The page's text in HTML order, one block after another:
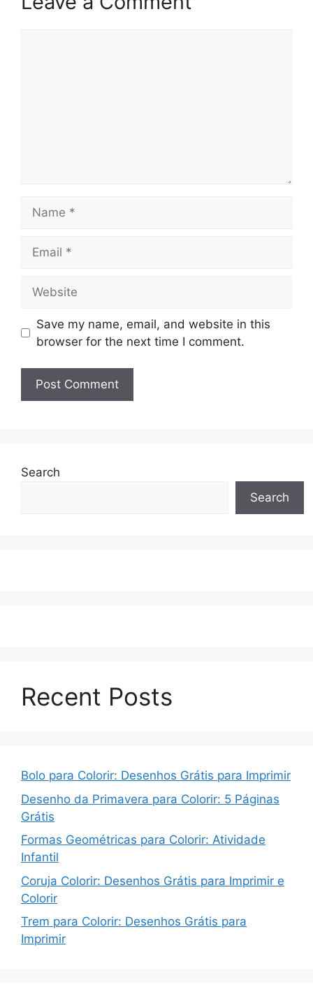
Save my name, email, and website in this
browser for the next time I comment.
Search
Search
Recent Posts
Bolo para Colorir: Desenhos Grátis para Imprimir
Desenho da Primavera para Colorir: 5 Páginas
Grátis
Formas Geométricas para Colorir: Atividade
Infantil
Coruja Colorir: Desenhos Grátis para Imprimir e
Colorir
Trem para Colorir: Desenhos Grátis para
Imprimir